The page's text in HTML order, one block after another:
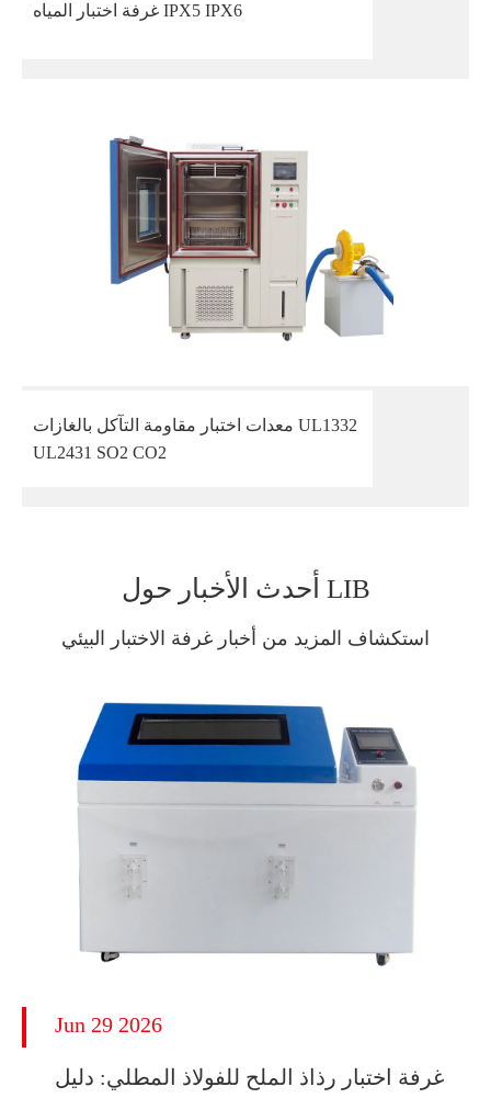
غرفة اختبار المياه IPX5 IPX6
معدات اختبار مقاومة التآكل بالغازات UL1332
UL2431 SO2 CO2
أحدث الأخبار حول LIB
استكشاف المزيد من أخبار غرفة الاختبار البيئي
Jun 29 2026
غرفة اختبار رذاذ الملح للفولاذ المطلي: دليل